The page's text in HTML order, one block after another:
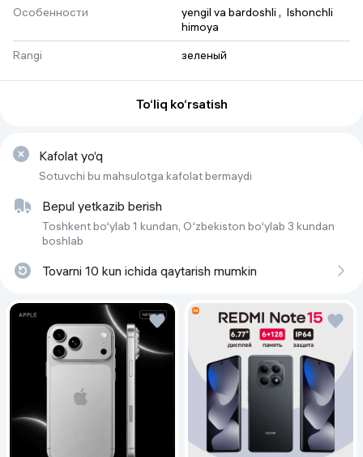
Особенности
yengil va bardoshli , Ishonchli
himoya
Rangi
зеленый
To‘liq ko‘rsatish
Kafolat yo‘q
Sotuvchi bu mahsulotga kafolat bermaydi
Bepul yetkazib berish
Toshkent bo‘ylab 1 kundan, O‘zbekiston bo‘ylab 3 kundan
boshlab
Tovarni 10 kun ichida qaytarish mumkin